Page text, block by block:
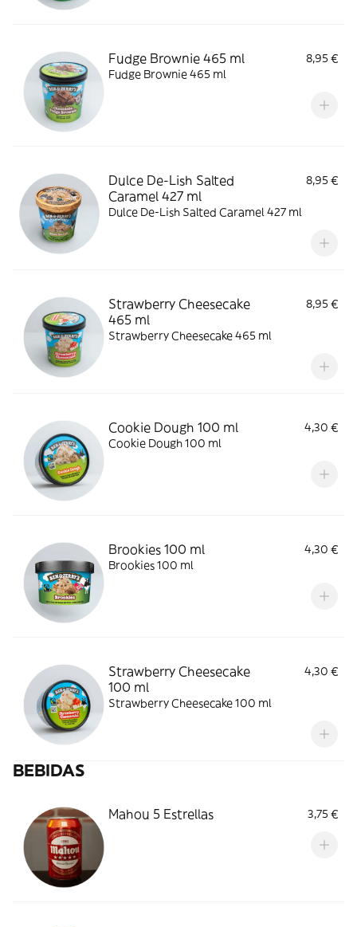
Fudge Brownie 465 ml
8,95 €
Fudge Brownie 465 ml
Dulce De-Lish Salted
Caramel 427 ml
8,95 €
Dulce De-Lish Salted Caramel 427 ml
Strawberry Cheesecake
465 ml
8,95 €
Strawberry Cheesecake 465 ml
Cookie Dough 100 ml
4,30 €
Cookie Dough 100 ml
Brookies 100 ml
4,30 €
Brookies 100 ml
Strawberry Cheesecake
100 ml
4,30 €
Strawberry Cheesecake 100 ml
BEBIDAS
Mahou 5 Estrellas 3,75 €